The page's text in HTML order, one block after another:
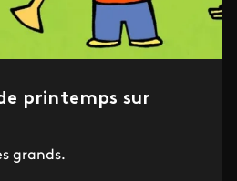
printemps sur
grands.